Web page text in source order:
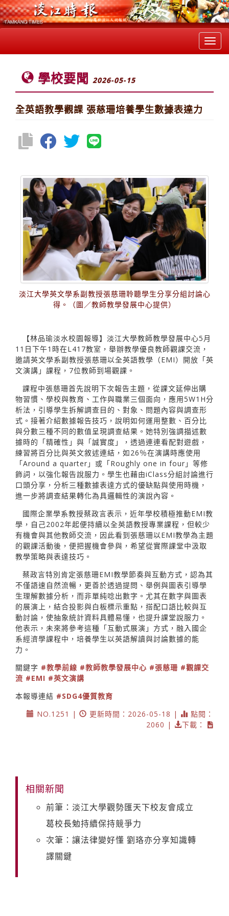
學校要聞 2026-05-15
全英語教學觀課 張慈珊培養學生數據表達力
淡江大學英文學系副教授張慈珊聆聽學生分享分組討論心
得。（圖／教師教學發展中心提供）
【林品瑜淡水校園報導】淡江大學教師教學發展中心5月
11日下午1時在L417教室，舉辦教學優良教師觀課交流，
邀請英文學系副教授張慈珊以全英語教學（EMI）開放「英
文演講」課程，7位教師到場觀課。
課程中張慈珊首先說明下次報告主題，從課文延伸出購
物習慣、學校與教育、工作與職業三個面向，應用5W1H分
析法，引導學生拆解調查目的、對象、問題內容與調查形
式。接著介紹數據報告技巧，說明如何運用整數、百分比
與分數三種不同的數值呈現調查結果。她特別強調描述數
據時的「精確性」與「誠實度」，透過連連看配對遊戲，
練習將百分比與英文敘述連結，如26％在演講時應使用
「Around a quarter」或「Roughly one in four」等修
飾詞，以強化報告說服力。學生也藉由iClass分組討論進行
口頭分享，分析三種數據表達方式的優缺點與使用時機，
進一步將調查結果轉化為具邏輯性的演說內容。
國際企業學系教授蔡政言表示，近年學校積極推動EMI教
學，自己2002年起便持續以全英語教授專業課程，但較少
有機會與其他教師交流，因此看到張慈珊以EMI教學為主題
的觀課活動後，便把握機會參與，希望從實際課堂中汲取
教學策略與表達技巧。
蔡政言特別肯定張慈珊EMI教學節奏與互動方式，認為其
不僅語速自然流暢，更善於透過提問、舉例與圖表引導學
生理解數據分析，而非單純唸出數字。尤其在數字與圖表
的展演上，結合投影與白板標示重點，搭配口語比較與互
動討論，使抽象統計資料具體易懂，也提升課堂說服力。
他表示，未來將參考這種「互動式展演」方式，融入國企
系經濟學課程中，培養學生以英語解讀與討論數據的能
力。
關鍵字 #教學前線 #教師教學發展中心 #張慈珊 #觀課交
流 #EMI #英文演講
本報導連結 #SDG4優質教育
NO.1251 |
更新時間：2026-05-18 |
點閱：
2060 |
下載：
相關新聞
前筆：淡江大學觀勢匯天下校友會成立
葛校長勉持續保持競爭力
次筆：讓法律變好懂 劉珞亦分享知識轉
譯關鍵